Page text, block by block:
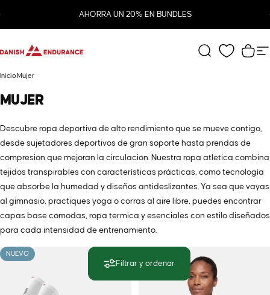
AHORRA UN 20% EN BUNDLES
DANISH ENDURANCE Buscar
Inicio Mujer
MUJER
Descubre ropa deportiva de alto rendimiento que se mueve contigo,
desde sujetadores deportivos de gran soporte hasta prendas de
compresión que mejoran la circulación. Nuestra ropa atlética combina
tejidos transpirables con características prácticas, como tecnología
que absorbe la humedad y diseños antideslizantes. Ya sea que vayas
al gimnasio, practiques yoga o corras al aire libre, puedes encontrar
capas base cómodas, ropa térmica y esenciales con estilo diseñados
para cada intensidad de entrenamiento.
Filtrar y ordenar
NUEVO